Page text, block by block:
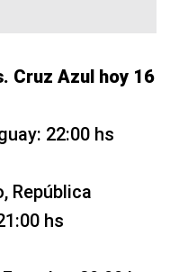
Cruz Azul hoy 16
22:00 hs
República
hs